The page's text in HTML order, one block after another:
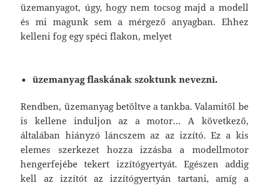
üzemanyagot, úgy, hogy nem tocsog majd a modell
és mi magunk sem a mérgező anyagban. Ehhez
kelleni fog egy spéci flakon, melyet
üzemanyag flaskának szoktunk nevezni.
Rendben, üzemanyag betöltve a tankba. Valamitől be
is kellene induljon az a motor… A következő,
általában hiányzó láncszem az az izzító. Ez a kis
elemes szerkezet hozza izzásba a modellmotor
hengerfejébe tekert izzítógyertyát. Egészen addig
kell az izzítót az izzítógyertyán tartani, amíg a